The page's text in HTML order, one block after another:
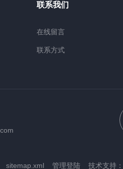
联系我们
在线留言
联系方式
sitemap.xml 管理登陆 技术支持：